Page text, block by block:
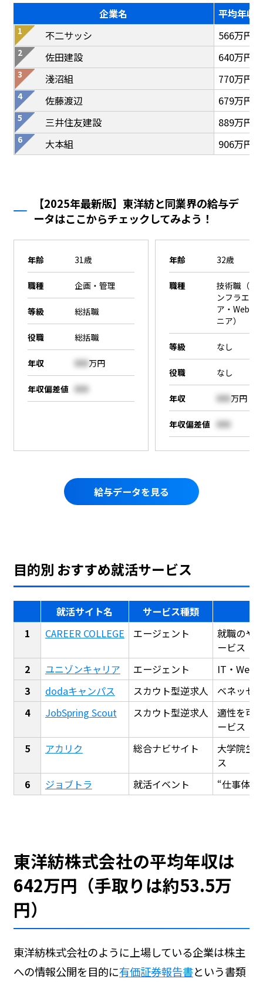
企業名
平均年収
不二サッシ
566万円
佐田建設
640万円
淺沼組
770万円
佐藤渡辺
679万円
三井住友建設
889万円
大本組
906万円
【2025年最新版】東洋紡と同業界の給与デ
ータはここからチェックしてみよう！
年齢 31歳
職種 企画・管理
等級 総括職
役職 総括職
年収 000万円
年収偏差値 000
年齢 32歳
職種
技術職（SE
ンフラエン
ア・Webエ
ニア）
等級 なし
役職 なし
年収 000万円
年収偏差値 000
給与データを見る
目的別 おすすめ就活サービス
就活サイト名
サービス種類
CAREER COLLEGE
エージェント
就職のや
ービス
ユニゾンキャリア
エージェント
IT・Web
dodaキャンパス
スカウト型逆求人
ベネッセ
JobSpring Scout
スカウト型逆求人
適性を可
ービス
アカリク
総合ナビサイト
大学院生
ス
ジョブトラ
就活イベント “仕事体
東洋紡株式会社の平均年収は
642万円（手取りは約53.5万
円）
東洋紡株式会社のように上場している企業は株主
への情報公開を目的に有価証券報告書という書類